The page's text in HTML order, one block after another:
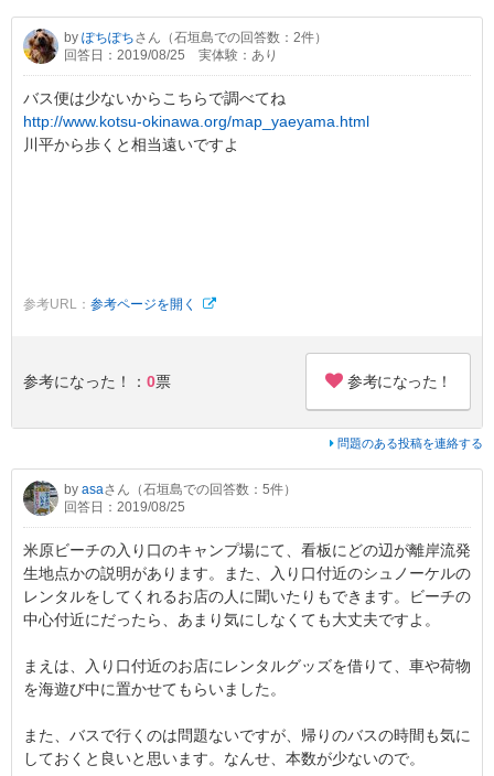
by ぽちぽちさん（石垣島での回答数：2件）
回答日：2019/08/25
実体験：あり
バス便は少ないからこちらで調べてね
http://www.kotsu-okinawa.org/map_yaeyama.html
川平から歩くと相当遠いですよ
参考URL： 参考ページを開く
参考になった！： 0票 参考になった！
問題のある投稿を連絡する
by asaさん（石垣島での回答数：5件）
回答日：2019/08/25
米原ビーチの入り口のキャンプ場にて、看板にどの辺が離岸流発
生地点かの説明があります。また、入り口付近のシュノーケルの
レンタルをしてくれるお店の人に聞いたりもできます。ビーチの
中心付近にだったら、あまり気にしなくても大丈夫ですよ。
まえは、入り口付近のお店にレンタルグッズを借りて、車や荷物
を海遊び中に置かせてもらいました。
また、バスで行くのは問題ないですが、帰りのバスの時間も気に
しておくと良いと思います。なんせ、本数が少ないので。